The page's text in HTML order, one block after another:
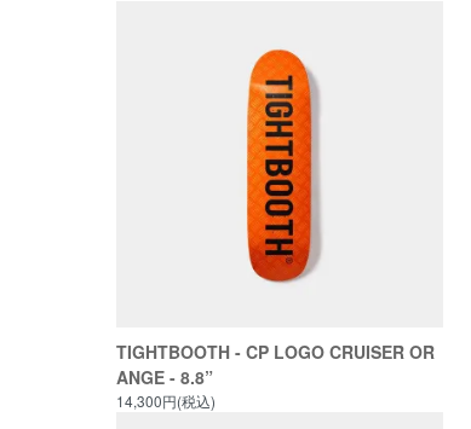
TIGHTBOOTH - CP LOGO CRUISER OR
ANGE - 8.8”
14,300円(税込)